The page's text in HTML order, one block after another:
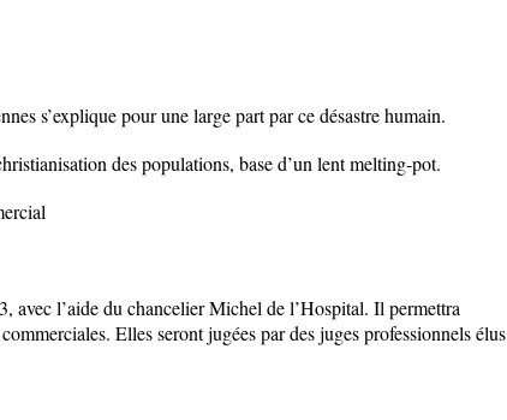
s’explique pour une large part par ce désastre humain.
des populations, base d’un lent melting-pot.
avec l’aide du chancelier Michel de l’Hospital. Il permettra
Elles seront jugées par des juges professionnels élus